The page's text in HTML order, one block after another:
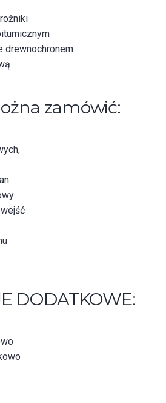
drewnochronem
zamówić:
DODATKOWE: